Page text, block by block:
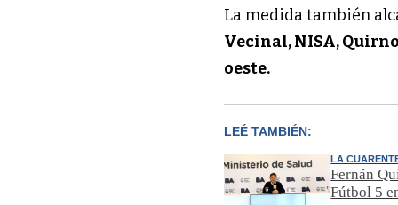
La medida también
Vecinal, NISA,
oeste.
LEÉ TAMBIÉN:
LA
Fernán
Fútbol 5